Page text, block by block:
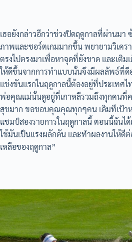
เธอยังกล่าวอีกว่าช่วงปิดฤดูกาลที่ผ่านม
ภาพและชอร์ตเกมมากขึ้น พยายามวิเคร
ตรงไปตรงมาเพื่อหาจุดที่ยังขาด และเติม
ให้ดีขึ้นจากการทำแบบนั้นจึงมีผลลัพธ์ที่ดี
แข่งขันแรกในฤดูกาลนี้ต้องอยู่ที่ประเทศ
พ่อคุณแม่นั้นดูอยู่ที่เกาหลีรวมถึงทุกคนที่ค
สุขมาก ขอขอบคุณคุณทุกๆคน เดิมทีเป้า
แชมป์สองรายการในฤดูกาลนี้ ตอนนี้ฉันไ
ใช้มันเป็นแรงผลักดัน และทำผลงานให้ดี
เหลือของฤดูกาล”